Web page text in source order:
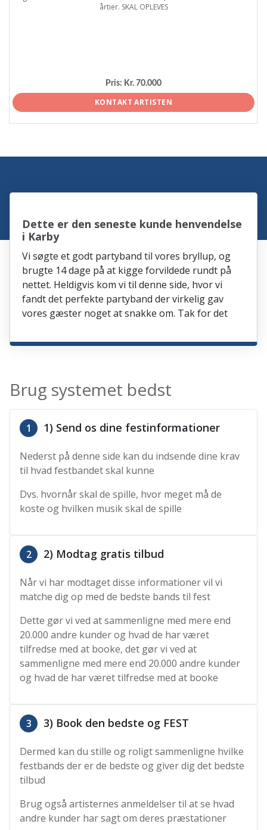
årtier. SKAL OPLEVES
Pris: Kr. 70.000
KONTAKT ARTISTEN
Dette er den seneste kunde henvendelse
i Karby
Vi søgte et godt partyband til vores bryllup, og
brugte 14 dage på at kigge forvildede rundt på
nettet. Heldigvis kom vi til denne side, hvor vi
fandt det perfekte partyband der virkelig gav
vores gæster noget at snakke om. Tak for det
Brug systemet bedst
1 1) Send os dine festinformationer
Nederst på denne side kan du indsende dine krav
til hvad festbandet skal kunne
Dvs. hvornår skal de spille, hvor meget må de
koste og hvilken musik skal de spille
2 2) Modtag gratis tilbud
Når vi har modtaget disse informationer vil vi
matche dig op med de bedste bands til fest
Dette gør vi ved at sammenligne med mere end
20.000 andre kunder og hvad de har været
tilfredse med at booke, det gør vi ved at
sammenligne med mere end 20.000 andre kunder
og hvad de har været tilfredse med at booke
3 3) Book den bedste og FEST
Dermed kan du stille og roligt sammenligne hvilke
festbands der er de bedste og giver dig det bedste
tilbud
Brug også artisternes anmeldelser til at se hvad
andre kunder har sagt om deres præstationer